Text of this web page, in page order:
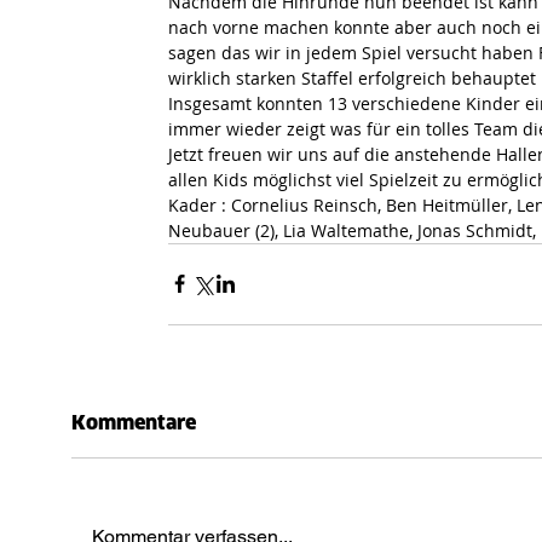
nach vorne machen konnte aber auch noch
sagen das wir in jedem Spiel versucht
wirklich starken Staffel erfolgreich behauptet
Insgesamt konnten 13 verschiedene Kinder
immer wieder zeigt was für ein tolles Team
Jetzt freuen wir uns auf die anstehende
allen Kids möglichst viel Spielzeit zu
Kader : Cornelius Reinsch, Ben Heitmüller,
Neubauer (2), Lia Waltemathe, Jonas
Kommentare
Kommentar verfassen...